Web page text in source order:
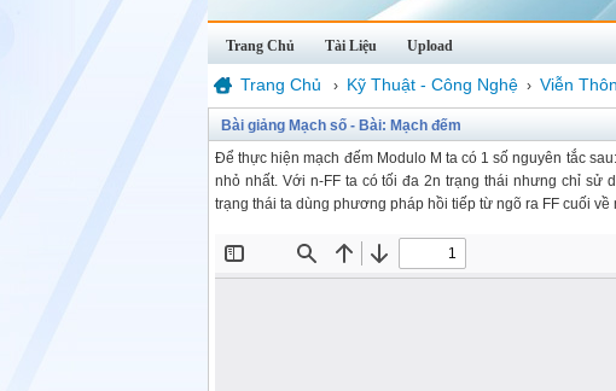
Trang Chủ Tài Liệu Upload
Trang Chủ › Kỹ Thuật - Công Nghệ › Viễn
Bài giảng Mạch số - Bài: Mạch đếm
Để thực hiện mạch đếm Modulo M ta có 1 số nguyên tắc
nhỏ nhất. Với n-FF ta có tối đa 2n trạng thái nhưng chỉ sử
trạng thái ta dùng phương pháp hồi tiếp từ ngõ ra FF cuối